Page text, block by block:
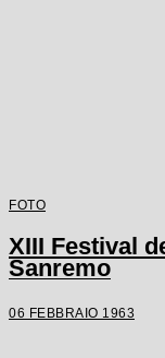
FOTO
XIII Festival
Sanremo
06 FEBBRAIO 1963